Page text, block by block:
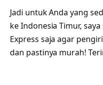
Jadi untuk Anda yang
ke Indonesia Timur,
Express saja agar
dan pastinya murah!